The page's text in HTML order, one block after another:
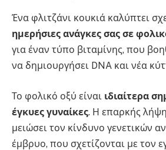
Ένα φλιτζάνι κουκιά καλύπτει
ημερήσιες ανάγκες σας σε
για έναν τύπο βιταμίνης, που
να δημιουργήσει DNA και νέα
Το φολικό οξύ είναι ιδιαίτερα
έγκυες γυναίκες. Η επαρκής
μειώσει τον κίνδυνο γενετικών
έμβρυο, που σχετίζονται με τον